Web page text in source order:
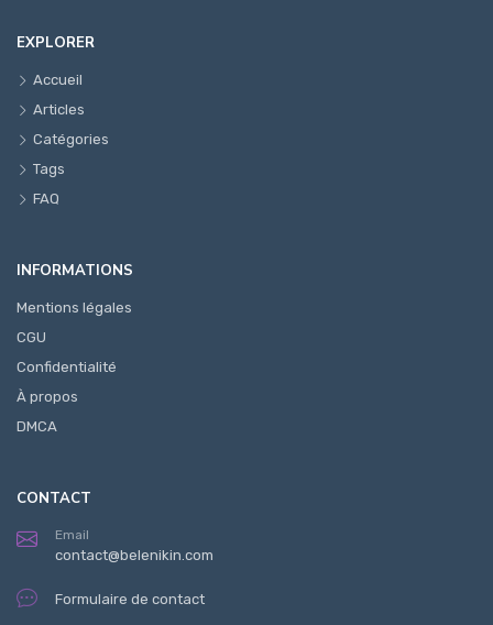
EXPLORER
Accueil
Articles
Catégories
Tags
FAQ
INFORMATIONS
Mentions légales
CGU
Confidentialité
À propos
DMCA
CONTACT
Email
contact@belenikin.com
Formulaire de contact